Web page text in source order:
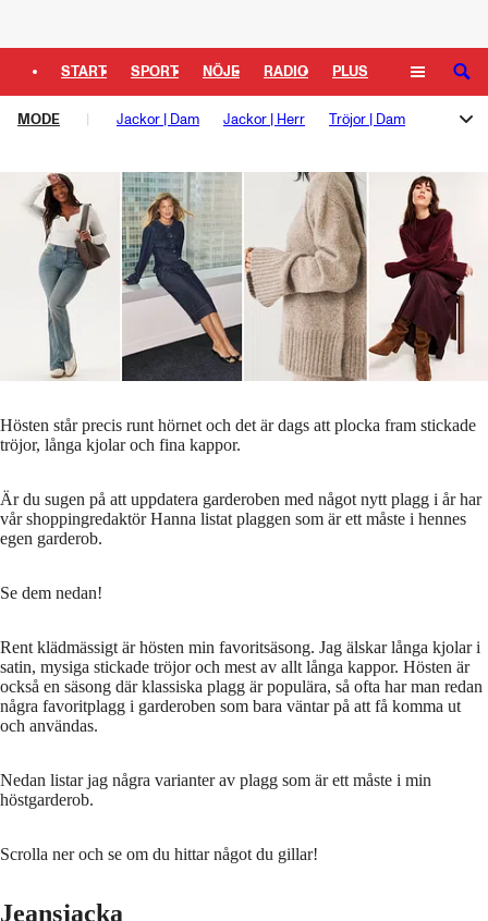
START SPORT NÖJE RADIO PLUS
TV KULTUR LEDARE
SÖK
MODE Jackor | Dam Jackor | Herr Tröjor | Dam
Skor | Dam Skor | Herr Accessoarer
måste i min höstgarderob
Hanna Skogli Andersson
Artikeln innehåller annonslänkar
Hösten står precis runt hörnet och det är dags att plocka fram stickade
tröjor, långa kjolar och fina kappor.
Är du sugen på att uppdatera garderoben med något nytt plagg i år har
vår shoppingredaktör Hanna listat plaggen som är ett måste i hennes
egen garderob.
Se dem nedan!
Rent klädmässigt är hösten min favoritsäsong. Jag älskar långa kjolar i
satin, mysiga stickade tröjor och mest av allt långa kappor. Hösten är
också en säsong där klassiska plagg är populära, så ofta har man redan
några favoritplagg i garderoben som bara väntar på att få komma ut
och användas.
Nedan listar jag några varianter av plagg som är ett måste i min
höstgarderob.
Scrolla ner och se om du hittar något du gillar!
Jeansjacka